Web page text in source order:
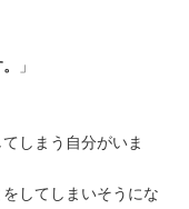
」
しまう自分がいま
してしまいそうにな